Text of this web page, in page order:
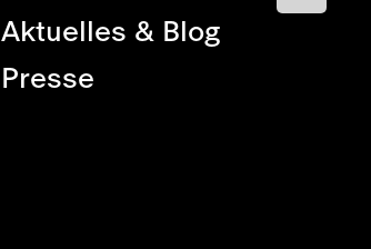
Aktuelles & Blog
Presse